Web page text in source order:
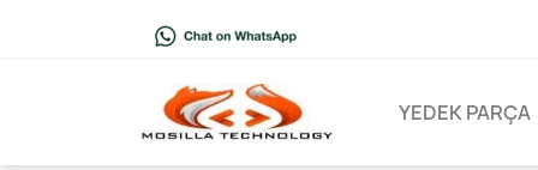
YEDEK PARÇA